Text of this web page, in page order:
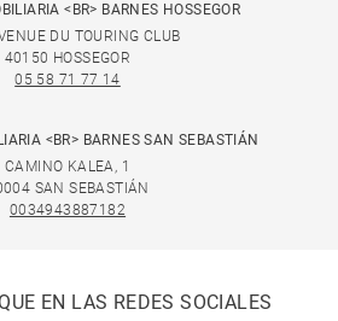
<BR> BARNES HOSSEGOR
DU TOURING CLUB
40150 HOSSEGOR
05 58 71 77 14
<BR> BARNES SAN SEBASTIÁN
CAMINO KALEA, 1
SAN SEBASTIÁN
0034943887182
EN LAS REDES SOCIALES